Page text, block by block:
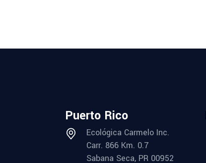
Puerto Rico
Ecológica Carmelo Inc.
Carr. 866 Km. 0.7
Sabana Seca, PR 00952